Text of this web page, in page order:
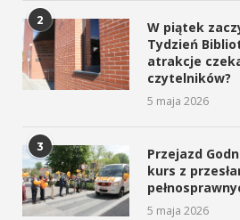
2
W piątek
Tydzień
atrakcje
czytelników?
5 maja 2026
3
Przejazd
kurs z
5 maja 2026